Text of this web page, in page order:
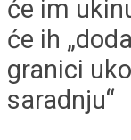
će im
će ih
granici
saradnju“